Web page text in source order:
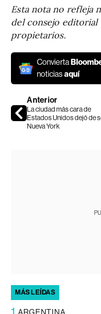
Esta nota no refleja
del consejo editorial
propietarios.
Convierta
noticiasaquí
Anterior
La ciudad más cara de
Estados Unidos dejó de
Nueva York
MÁS LEÍDAS